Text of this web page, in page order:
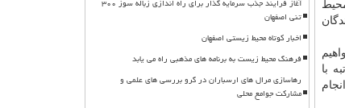
با
آغاز فرایند جذب سرمایه گذار برای راه اندازی زباله سوز ۳۰۰
تنی اصفهان
اخبار کوتاه محیط زیستی اصفهان
فرهنگ محیط زیست به برنامه های مذهبی راه می یابد
رهاسازی مرال های ارسباران در گرو بررسی های علمی و
مشارکت جوامع محلی